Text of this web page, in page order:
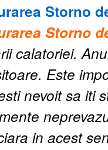
Storno
Storno
calatoriei.
Este
nevoit sa iti
in acest